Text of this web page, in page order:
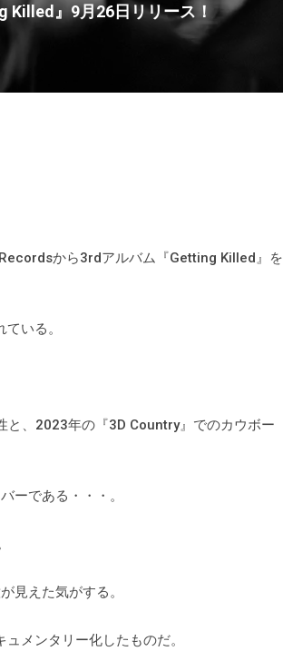
』9月26日リリース！
から3rdアルバム『Getting Killed』を
いる。
、2023年の『3D Country』でのカウボー
ーである・・・。
見えた気がする。
メンタリー化したものだ。